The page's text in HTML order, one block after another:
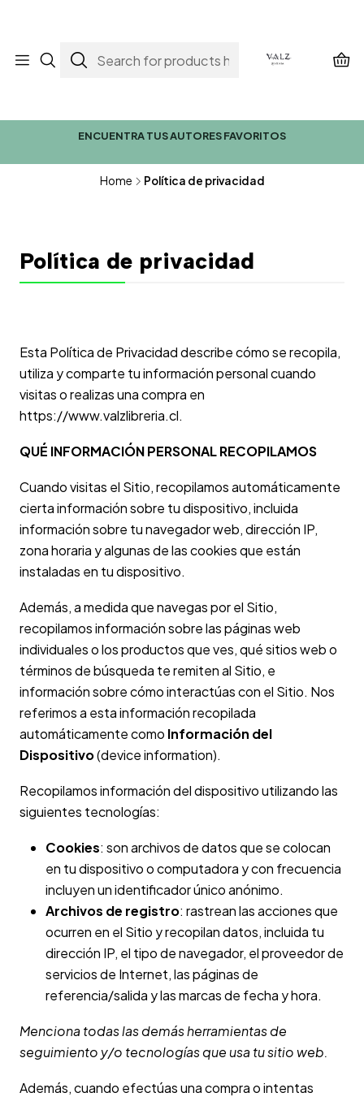
ENCUENTRA TUS AUTORES FAVORITOS
Home Política de privacidad
Política de privacidad
Esta Política de Privacidad describe cómo se recopila,
utiliza y comparte tu información personal cuando
visitas o realizas una compra en
https://www.valzlibreria.cl.
QUÉ INFORMACIÓN PERSONAL RECOPILAMOS
Cuando visitas el Sitio, recopilamos automáticamente
cierta información sobre tu dispositivo, incluida
información sobre tu navegador web, dirección IP,
zona horaria y algunas de las cookies que están
instaladas en tu dispositivo.
Además, a medida que navegas por el Sitio,
recopilamos información sobre las páginas web
individuales o los productos que ves, qué sitios web o
términos de búsqueda te remiten al Sitio, e
información sobre cómo interactúas con el Sitio. Nos
referimos a esta información recopilada
automáticamente como Información del
Dispositivo(device information).
Recopilamos información del dispositivo utilizando las
siguientes tecnologías:
Cookies: son archivos de datos que se colocan
en tu dispositivo o computadora y con frecuencia
incluyen un identificador único anónimo.
Archivos de registro: rastrean las acciones que
ocurren en el Sitio y recopilan datos, incluida tu
dirección IP, el tipo de navegador, el proveedor de
servicios de Internet, las páginas de
referencia/salida y las marcas de fecha y hora.
Menciona todas las demás herramientas de
seguimiento y/o tecnologías que usa tu sitio web.
Además, cuando efectúas una compra o intentas